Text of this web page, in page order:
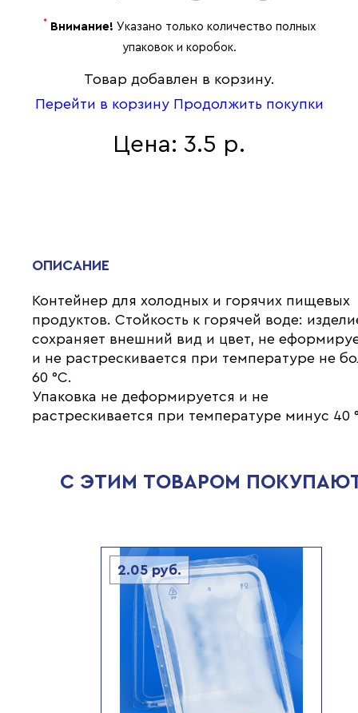
* Внимание! Указано только количество полных
упаковок и коробок.
Товар добавлен в корзину.
Перейти в корзину Продолжить покупки
Цена: 3.5 р.
ОПИСАНИЕ
Контейнер для холодных и горячих пищевых
продуктов. Стойкость к горячей воде:
сохраняет внешний вид и цвет, не
и не растрескивается при температуре не
60 °С.
Упаковка не деформируется и не
растрескивается при температуре минус 40
С ЭТИМ ТОВАРОМ
2.05руб.